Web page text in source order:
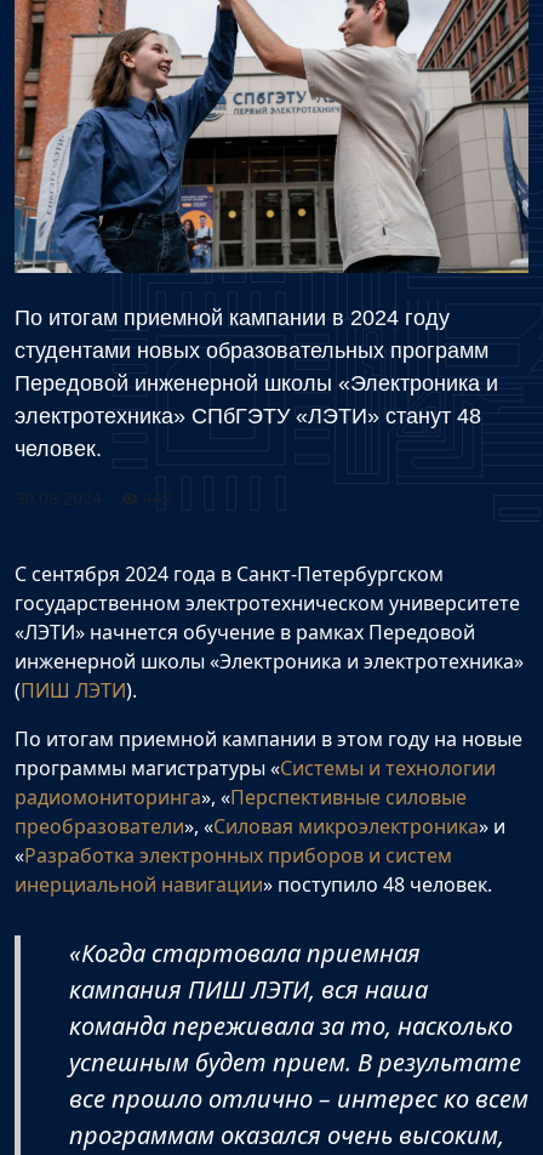
По итогам приемной кампании в 2024 году
студентами новых образовательных программ
Передовой инженерной школы «Электроника и
электротехника» СПбГЭТУ «ЛЭТИ» станут 48
человек.
30.08.2024 442
С сентября 2024 года в Санкт-Петербургском
государственном электротехническом университете
«ЛЭТИ» начнется обучение в рамках Передовой
инженерной школы «Электроника и электротехника»
(ПИШ ЛЭТИ).
По итогам приемной кампании в этом году на новые
программы магистратуры «Системы и технологии
радиомониторинга», «Перспективные силовые
преобразователи», «Силовая микроэлектроника» и
«Разработка электронных приборов и систем
инерциальной навигации» поступило 48 человек.
«Когда стартовала приемная
кампания ПИШ ЛЭТИ, вся наша
команда переживала за то, насколько
успешным будет прием. В результате
все прошло отлично – интерес ко всем
программам оказался очень высоким,